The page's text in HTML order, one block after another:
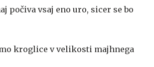
počiva vsaj eno uro, sicer se bo
kroglice v velikosti majhnega